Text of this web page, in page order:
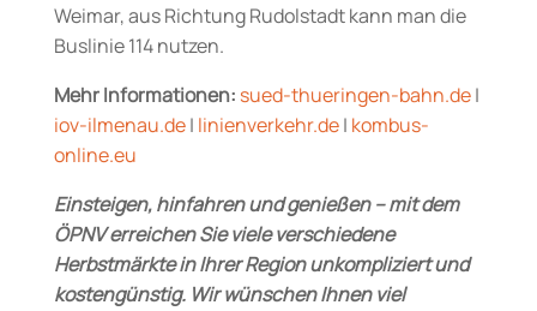
Weimar, aus Richtung Rudolstadt kann man die
Buslinie 114 nutzen.
Mehr Informationen: sued-thueringen-bahn.de|
iov-ilmenau.de| linienverkehr.de| kombus-
online.eu
Einsteigen, hinfahren und genießen – mit dem
ÖPNV erreichen Sie viele verschiedene
Herbstmärkte in Ihrer Region unkompliziert und
kostengünstig. Wir wünschen Ihnen viel